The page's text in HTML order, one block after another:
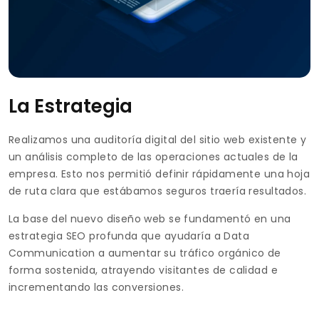
La Estrategia
Realizamos una auditoría digital del sitio web existente y
un análisis completo de las operaciones actuales de la
empresa. Esto nos permitió definir rápidamente una hoja
de ruta clara que estábamos seguros traería resultados.
La base del nuevo diseño web se fundamentó en una
estrategia SEO profunda que ayudaría a Data
Communication a aumentar su tráfico orgánico de
forma sostenida, atrayendo visitantes de calidad e
incrementando las conversiones.